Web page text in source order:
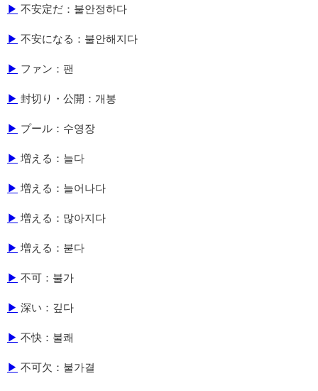
▶ 不安定だ：불안정하다
▶ 不安になる：불안해지다
▶ ファン：팬
▶ 封切り・公開：개봉
▶ プール：수영장
▶ 増える：늘다
▶ 増える：늘어나다
▶ 増える：많아지다
▶ 増える：붇다
▶ 不可：불가
▶ 深い：깊다
▶ 不快：불쾌
▶ 不可欠：불가결